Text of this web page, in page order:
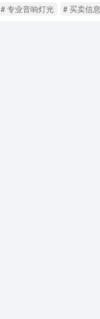
# 专业音响灯光 # 买卖信息